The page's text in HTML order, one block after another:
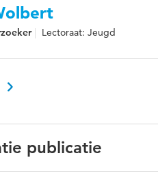
Lectoraat: Jeugd
publicatie